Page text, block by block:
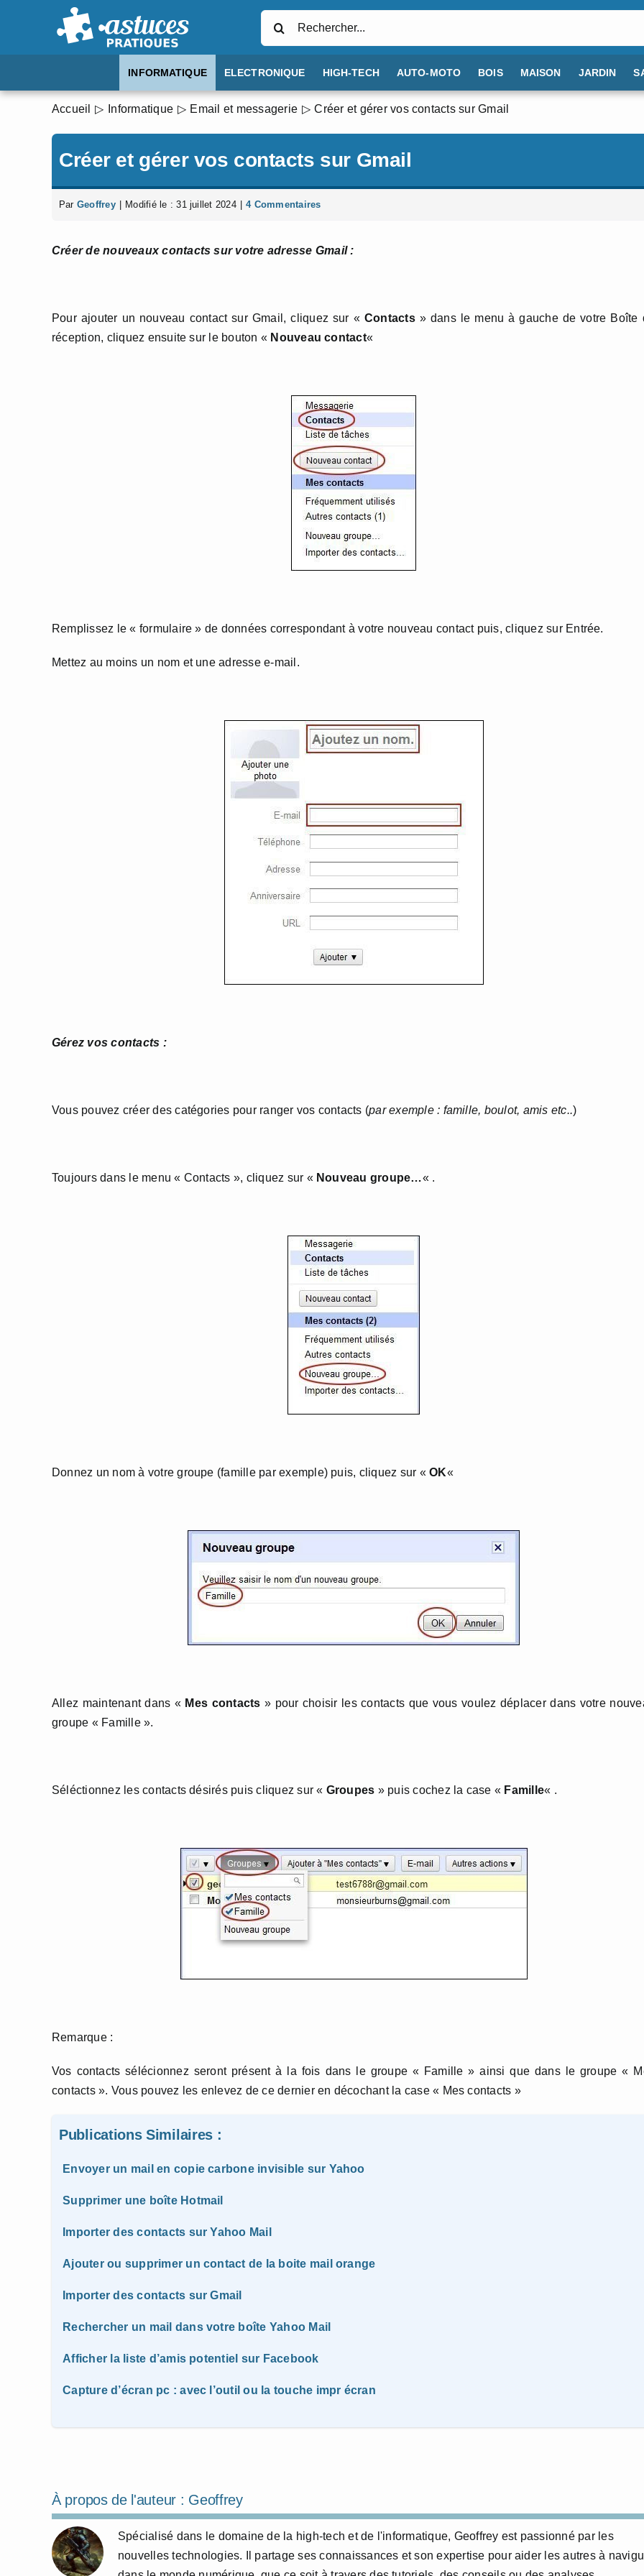
INFORMATIQUE ELECTRONIQUE HIGH-TECH AUTO-MOTO BOIS MAISON JARDIN
Accueil Informatique Email et messagerie Créer et gérer vos contacts sur Gmail
Créer et gérer vos contacts sur Gmail
Par Geoffrey Modifié le : 31 juillet 2024 4 Commentaires
Créer de nouveaux contacts sur votre adresse Gmail :
Pour ajouter un nouveau contact sur Gmail, cliquez sur « Contacts» dans le menu à gauche de votre Boîte
réception, cliquez ensuite sur le bouton « Nouveau contact«
Remplissez le « formulaire » de données correspondant à votre nouveau contact puis, cliquez sur Entrée.
Mettez au moins un nom et une adresse e-mail.
Gérez vos contacts :
Vous pouvez créer des catégories pour ranger vos contacts (par exemple : famille, boulot, amis etc..)
Toujours dans le menu « Contacts », cliquez sur « Nouveau groupe…« .
Donnez un nom à votre groupe (famille par exemple) puis, cliquez sur «OK«
Allez maintenant dans « Mes contacts » pour choisir les contacts que vous voulez déplacer dans votre
groupe « Famille ».
Séléctionnez les contacts désirés puis cliquez sur « Groupes » puis cochez la case « Famille« .
Remarque :
Vos contacts sélécionnez seront présent à la fois dans le groupe « Famille » ainsi que dans le groupe «
contacts ». Vous pouvez les enlevez de ce dernier en décochant la case « Mes contacts »
Publications Similaires :
Envoyer un mail en copie carbone invisible sur Yahoo
Supprimer une boîte Hotmail
Importer des contacts sur Yahoo Mail
Ajouter ou supprimer un contact de la boite mail orange
Importer des contacts sur Gmail
Rechercher un mail dans votre boîte Yahoo Mail
Afficher la liste d’amis potentiel sur Facebook
Capture d’écran pc : avec l’outil ou la touche impr écran
À propos de l'auteur : Geoffrey
Spécialisé dans le domaine de la high-tech et de l'informatique, Geoffrey est passionné par les
nouvelles technologies. Il partage ses connaissances et son expertise pour aider les autres à